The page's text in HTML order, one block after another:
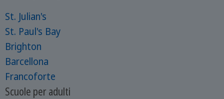
St. Julian's
St. Paul's Bay
Brighton
Barcellona
Francoforte
Scuole per adulti